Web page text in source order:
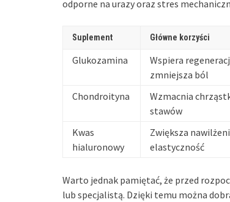
odporne na urazy oraz stres
Suplement Główne korzyści
Glukozamina
Wspiera
zmniejsza ból
Chondroityna
Wzmacnia
stawów
Kwas
hialuronowy
Zwiększa
elastyczność
Warto jednak pamiętać, że przed
lub specjalistą. Dzięki temu można